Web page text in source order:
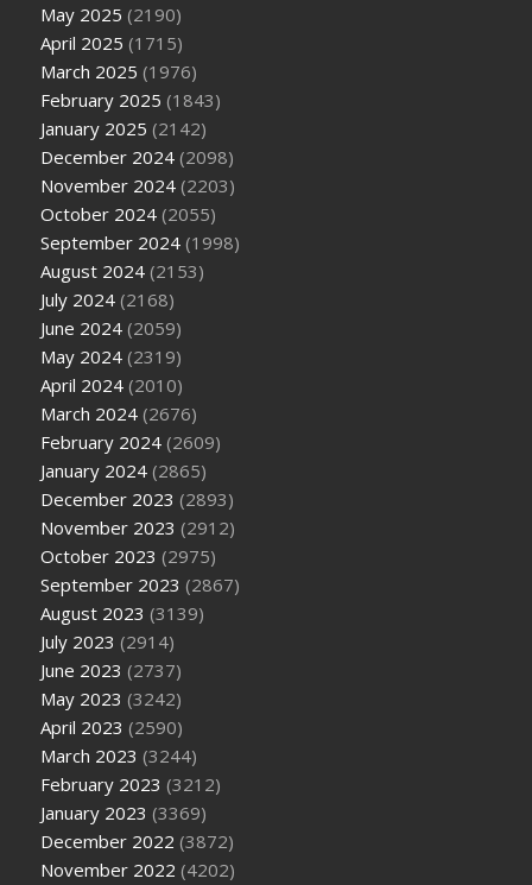
May 2025 (2190)
April 2025 (1715)
March 2025 (1976)
February 2025 (1843)
January 2025 (2142)
December 2024 (2098)
November 2024 (2203)
October 2024 (2055)
September 2024 (1998)
August 2024 (2153)
July 2024 (2168)
June 2024 (2059)
May 2024 (2319)
April 2024 (2010)
March 2024 (2676)
February 2024 (2609)
January 2024 (2865)
December 2023 (2893)
November 2023 (2912)
October 2023 (2975)
September 2023 (2867)
August 2023 (3139)
July 2023 (2914)
June 2023 (2737)
May 2023 (3242)
April 2023 (2590)
March 2023 (3244)
February 2023 (3212)
January 2023 (3369)
December 2022 (3872)
November 2022 (4202)